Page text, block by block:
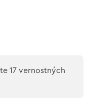
17 vernostných